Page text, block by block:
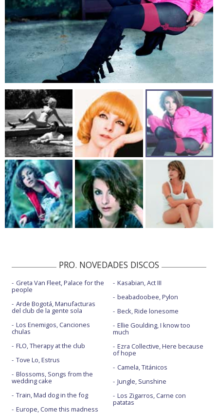
PRO. NOVEDADES DISCOS
Greta Van Fleet, Palace for the
people
Arde Bogotá, Manufacturas
del club de la gente sola
Los Enemigos, Canciones
chulas
FLO, Therapy at the club
Tove Lo, Estrus
Blossoms, Songs from the
wedding cake
Train, Mad dog in the fog
Europe, Come this madness
Kasabian, Act III
beabadoobee, Pylon
Beck, Ride lonesome
Ellie Goulding, I know too
much
Ezra Collective, Here because
of hope
Camela, Titánicos
Jungle, Sunshine
Los Zigarros, Carne con
patatas